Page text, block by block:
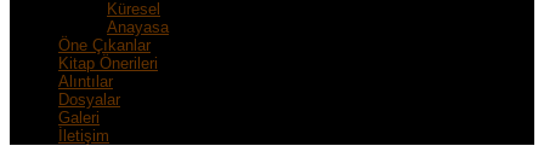
Küresel
Anayasa
Öne Çıkanlar
Kitap Önerileri
Alıntılar
Dosyalar
Galeri
İletişim